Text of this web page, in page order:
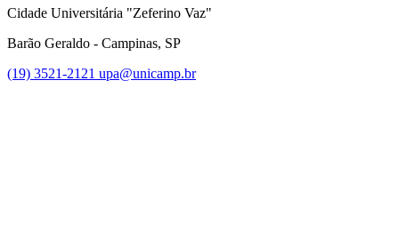
Cidade Universitária "Zeferino Vaz"
Barão Geraldo - Campinas, SP
(19) 3521-2121 upa@unicamp.br